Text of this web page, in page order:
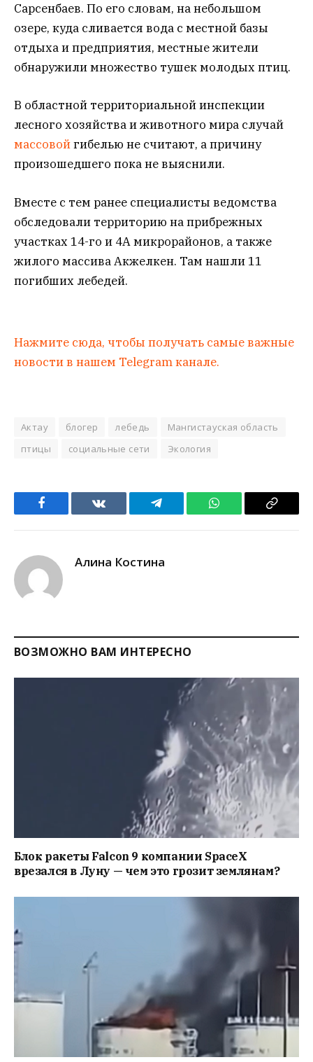
Сарсенбаев. По его словам, на небольшом
озере, куда сливается вода с местной базы
отдыха и предприятия, местные жители
обнаружили множество тушек молодых птиц.
В областной территориальной инспекции
лесного хозяйства и животного мира случай
массовойгибелью не считают, а причину
произошедшего пока не выяснили.
Вместе с тем ранее специалисты ведомства
обследовали территорию на прибрежных
участках 14-го и 4А микрорайонов, а также
жилого массива Акжелкен. Там нашли 11
погибших лебедей.
Нажмите сюда, чтобы получать самые важные
новости в нашем Telegram канале.
Актау блогер лебедь
Мангистауская область
птицы
социальные сети Экология
Facebook VKontakteTelegram WhatsApp Copy
Алина Костина
ВОЗМОЖНО ВАМ ИНТЕРЕСНО
Блок ракеты Falcon 9 компании SpaceX
врезался в Луну — чем это грозит землянам?